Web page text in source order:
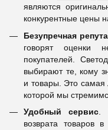
являются
конкурентные цены
Безупречная
говорят оценки
покупателей.
выбирают те, кому
и товары. Это самая
которой мы
Удобный сервис .
возврата товаров